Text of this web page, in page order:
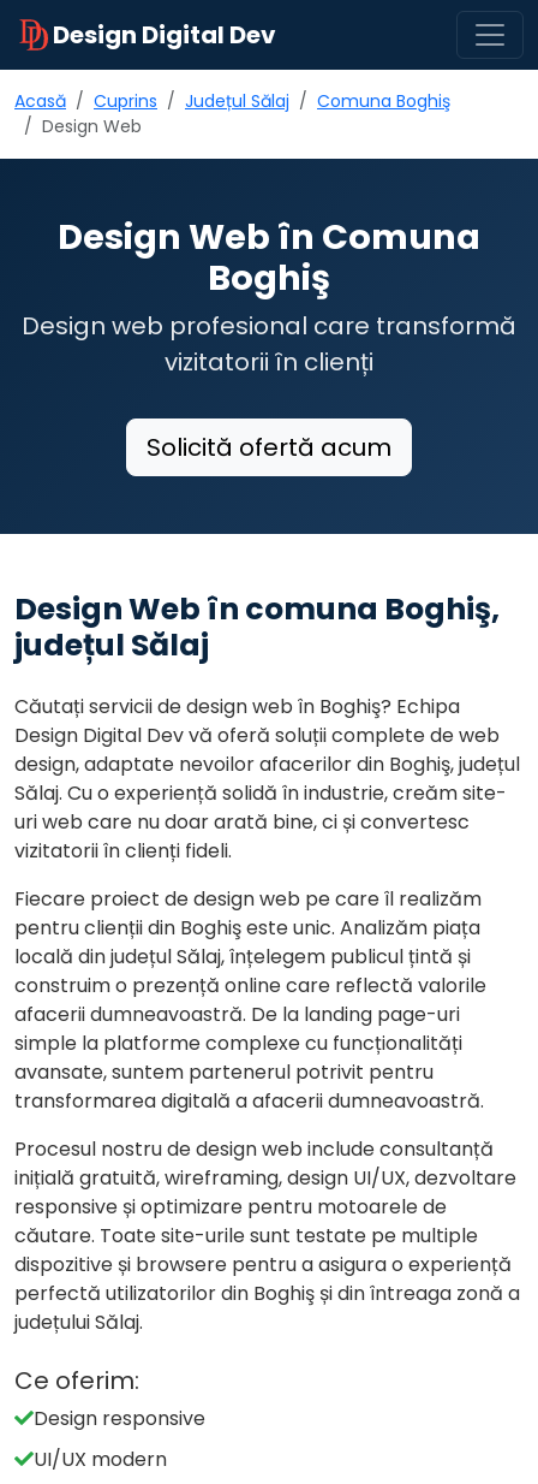
Design Digital Dev
Acasă Cuprins Județul Sălaj
Comuna Boghiş
Design Web
Design Web în Comuna
Boghiş
Design web profesional care transformă
vizitatorii în clienți
Solicită ofertă acum
Design Web în comuna Boghiş,
județul Sălaj
Căutați servicii de design web în Boghiş? Echipa
Design Digital Dev vă oferă soluții complete de web
design, adaptate nevoilor afacerilor din Boghiş, județul
Sălaj. Cu o experiență solidă în industrie, creăm site-
uri web care nu doar arată bine, ci și convertesc
vizitatorii în clienți fideli.
Fiecare proiect de design web pe care îl realizăm
pentru clienții din Boghiş este unic. Analizăm piața
locală din județul Sălaj, înțelegem publicul țintă și
construim o prezență online care reflectă valorile
afacerii dumneavoastră. De la landing page-uri
simple la platforme complexe cu funcționalități
avansate, suntem partenerul potrivit pentru
transformarea digitală a afacerii dumneavoastră.
Procesul nostru de design web include consultanță
inițială gratuită, wireframing, design UI/UX, dezvoltare
responsive și optimizare pentru motoarele de
căutare. Toate site-urile sunt testate pe multiple
dispozitive și browsere pentru a asigura o experiență
perfectă utilizatorilor din Boghiş și din întreaga zonă a
județului Sălaj.
Ce oferim:
Design responsive
UI/UX modern